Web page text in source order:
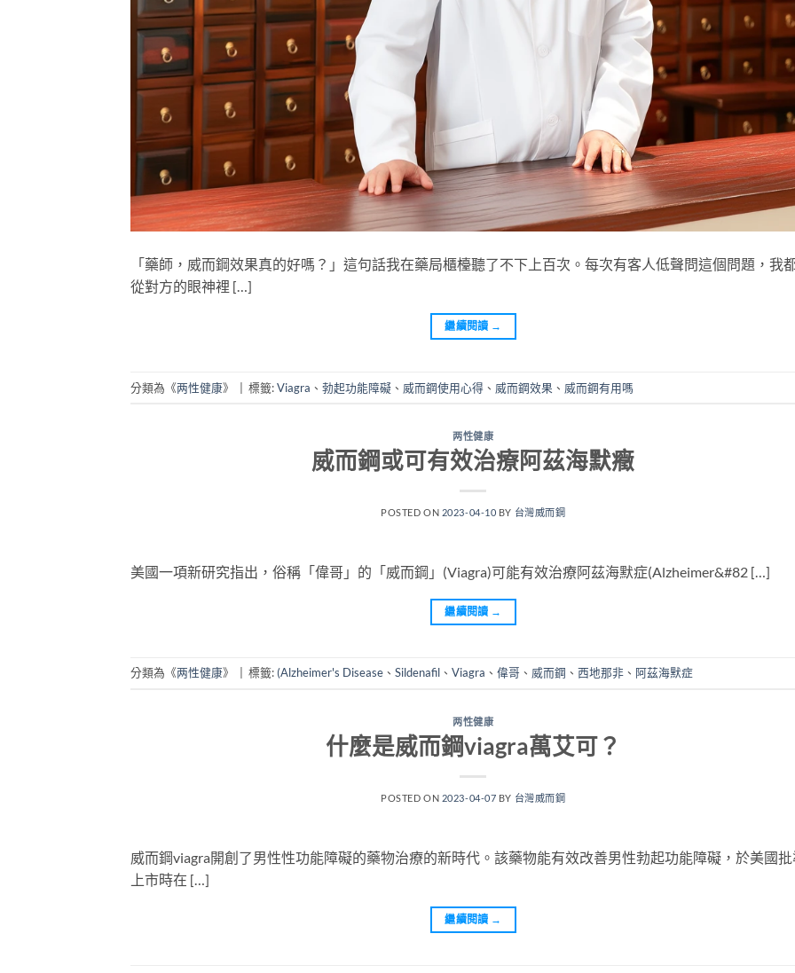
「藥師，威而鋼效果真的好嗎？」這句話我在藥局櫃檯聽了不下上百次。每次有客人低聲問這個問題，我
從對方的眼神裡 […]
繼續閱讀 →
分類為《两性健康》 標籤:Viagra 、 勃起功能障礙 、 威而鋼使用心得 、 威而鋼效果 、 威而鋼有用嗎
两性健康
威而鋼或可有效治療阿茲海默癥
POSTED ON 2023-04-10 BY 台灣威而鋼
美國一項新研究指出，俗稱「偉哥」的「威而鋼」(Viagra)可能有效治療阿茲海默症(Alzheimer&#82 […]
繼續閱讀 →
分類為《两性健康》 標籤: (Alzheimer's Disease 、 Sildenafil 、 Viagra 、 偉哥 、 威而鋼 、 西地那非 、 阿茲海默症
两性健康
什麼是威而鋼viagra萬艾可？
POSTED ON 2023-04-07 BY 台灣威而鋼
威而鋼viagra開創了男性性功能障礙的藥物治療的新時代。該藥物能有效改善男性勃起功能障礙，於美國
上市時在 […]
繼續閱讀 →